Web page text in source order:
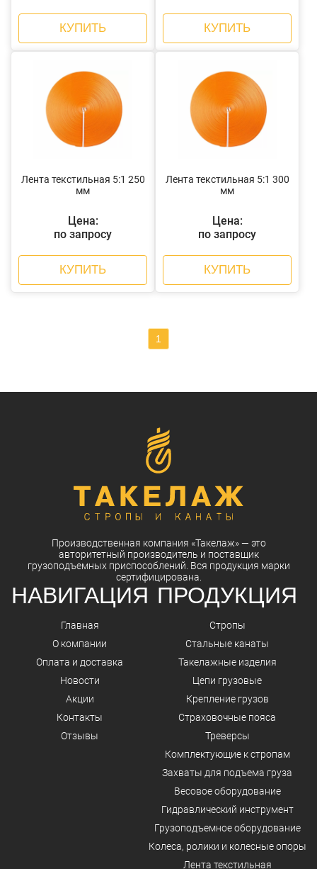
КУПИТЬ КУПИТЬ
Лента текстильная 5:1 250
мм
Цена:
по запросу
КУПИТЬ
Лента текстильная 5:1 300
мм
Цена:
по запросу
КУПИТЬ
1
Производственная компания «Такелаж»— это
авторитетный производитель и поставщик
грузоподъемных приспособлений. Вся продукция марки
сертифицирована.
НАВИГАЦИЯ
Главная
О компании
Оплата и доставка
Новости
Акции
Контакты
Отзывы
ПРОДУКЦИЯ
Стропы
Стальные канаты
Такелажные изделия
Цепи грузовые
Крепление грузов
Страховочные пояса
Треверсы
Комплектующие к стропам
Захваты для подъема груза
Весовое оборудование
Гидравлический инструмент
Грузоподъемное оборудование
Колеса, ролики и колесные опоры
Лента текстильная